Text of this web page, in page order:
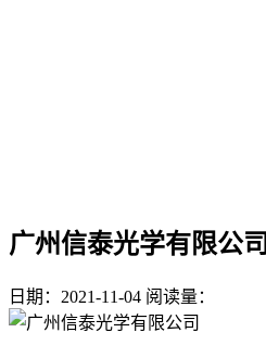
广州信泰光学有限公司
日期：2021-11-04 阅读量：